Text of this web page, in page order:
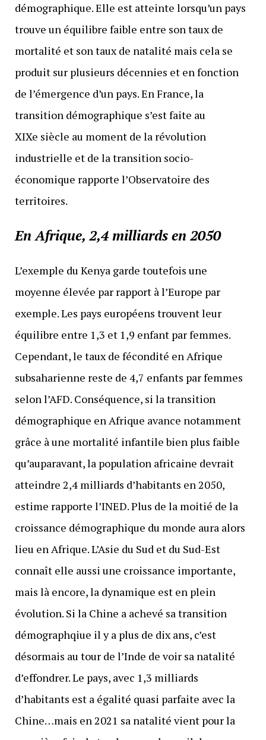
démographique. Elle est atteinte lorsqu’un pays
trouve un équilibre faible entre son taux de
mortalité et son taux de natalité mais cela se
produit sur plusieurs décennies et en fonction
de l’émergence d’un pays. En France, la
transition démographique s’est faite au
XIXe siècle au moment de la révolution
industrielle et de la transition socio-
économique rapporte l’Observatoire des
territoires.
En Afrique, 2,4 milliards en 2050
L’exemple du Kenya garde toutefois une
moyenne élevée par rapport à l’Europe par
exemple. Les pays européens trouvent leur
équilibre entre 1,3 et 1,9 enfant par femmes.
Cependant, le taux de fécondité en Afrique
subsaharienne reste de 4,7 enfants par femmes
selon l’AFD. Conséquence, si la transition
démographique en Afrique avance notamment
grâce à une mortalité infantile bien plus faible
qu’auparavant, la population africaine devrait
atteindre 2,4 milliards d’habitants en 2050,
estime rapporte l’INED. Plus de la moitié de la
croissance démographique du monde aura alors
lieu en Afrique. L’Asie du Sud et du Sud-Est
connaît elle aussi une croissance importante,
mais là encore, la dynamique est en plein
évolution. Si la Chine a achevé sa transition
démographqiue il y a plus de dix ans, c’est
désormais au tour de l’Inde de voir sa natalité
d’effondrer. Le pays, avec 1,3 milliards
d’habitants est a égalité quasi parfaite avec la
Chine…mais en 2021 sa natalité vient pour la